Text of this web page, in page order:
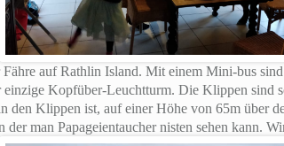
auf Rathlin Island. Mit einem Mini-bus
Kopfüber-Leuchtturm. Die Klippen sind
den Klippen ist, auf einer Höhe von 65m über
man Papageientaucher nisten sehen kann.